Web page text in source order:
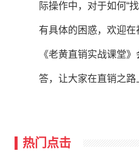
际操作中，对于如何“
有具体的困惑，欢迎在
《老黄直销实战课堂
答，让大家在直销之路
热门点击